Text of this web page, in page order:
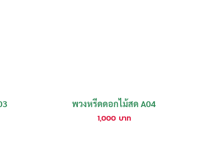
พวงหรีดดอกไม้สด A04
1,000 บาท